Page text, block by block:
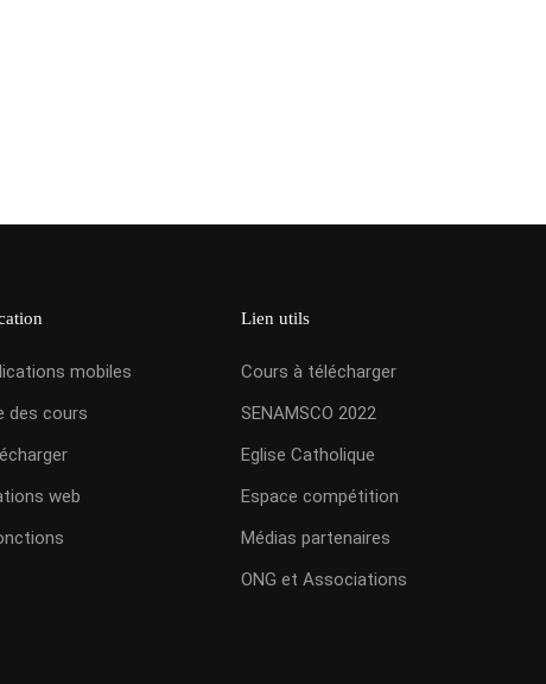
mobiles
des cours
web
Lien utils
Cours à télécharger
SENAMSCO 2022
Eglise Catholique
Espace compétition
Médias partenaires
ONG et Associations